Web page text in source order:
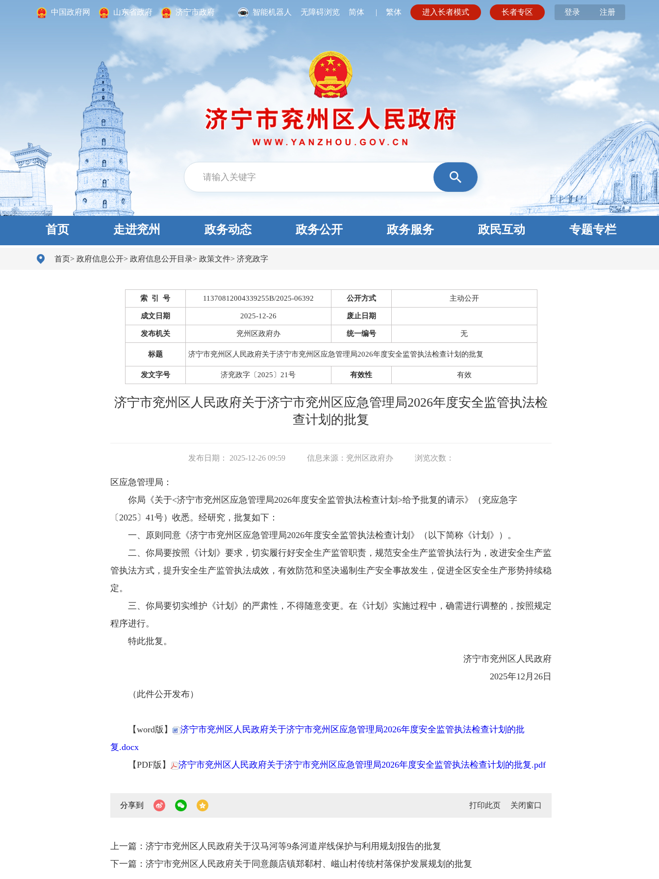
中国政府网 山东省政府 济宁市政府 智能机器人 无障碍浏览 简体 | 繁体 进入长者模式 长者专区 登录 注册
首页 走进兖州 政务动态 政务公开 政务服务 政民互动 专题专栏
首页> 政府信息公开> 政府信息公开目录> 政策文件> 济兖政字
索 引 号 11370812004339255B/2025-06392 公开方式 主动公开
成文日期 2025-12-26 废止日期
发布机关 兖州区政府办 统一编号 无
标题 济宁市兖州区人民政府关于济宁市兖州区应急管理局2026年度安全监管执法检查计划的批复
发文字号 济兖政字〔2025〕21号 有效性 有效
济宁市兖州区人民政府关于济宁市兖州区应急管理局2026年度安全监管执法检
查计划的批复
发布日期： 2025-12-26 09:59 信息来源： 兖州区政府办 浏览次数：
区应急管理局：
你局《关于<济宁市兖州区应急管理局2026年度安全监管执法检查计划>给予批复的请示》（兖应急字
〔2025〕41号）收悉。经研究，批复如下：
一、原则同意《济宁市兖州区应急管理局2026年度安全监管执法检查计划》（以下简称《计划》）。
二、你局要按照《计划》要求，切实履行好安全生产监管职责，规范安全生产监管执法行为，改进安全生产监
管执法方式，提升安全生产监管执法成效，有效防范和坚决遏制生产安全事故发生，促进全区安全生产形势持续稳
定。
三、你局要切实维护《计划》的严肃性，不得随意变更。在《计划》实施过程中，确需进行调整的，按照规定
程序进行。
特此批复。
济宁市兖州区人民政府
2025年12月26日
（此件公开发布）
【word版】
济宁市兖州区人民政府关于济宁市兖州区应急管理局2026年度安全监管执法检查计划的批
复.docx
【PDF版】
济宁市兖州区人民政府关于济宁市兖州区应急管理局2026年度安全监管执法检查计划的批复.pdf
分享到 打印此页 关闭窗口
上一篇：济宁市兖州区人民政府关于汉马河等9条河道岸线保护与利用规划报告的批复
下一篇：济宁市兖州区人民政府关于同意颜店镇郑郗村、嵫山村传统村落保护发展规划的批复